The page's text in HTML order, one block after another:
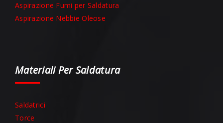
Aspirazione Fumi per Saldatura
Aspirazione Nebbie Oleose
Materiali Per Saldatura
Saldatrici
Torce